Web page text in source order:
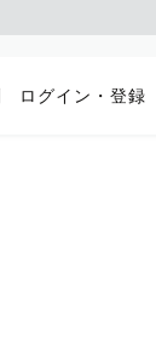
ログイン・登録